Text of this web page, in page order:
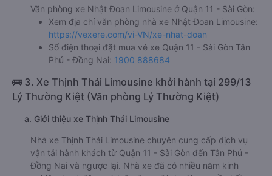
Văn phòng xe Nhật Đoan Limousine ở Quận 11 - Sài Gòn:
Xem địa chỉ văn phòng nhà xe Nhật Đoan Limousine:
https://vexere.com/vi-VN/xe-nhat-doan
Số điện thoại đặt mua vé xe Quận 11 - Sài Gòn Tân
Phú - Đồng Nai: 1900 888684
🚌 3. Xe Thịnh Thái Limousine khởi hành tại 299/13
Lý Thường Kiệt (Văn phòng Lý Thường Kiệt)
a. Giới thiệu xe Thịnh Thái Limousine
Nhà xe Thịnh Thái Limousine chuyên cung cấp dịch vụ
vận tải hành khách từ Quận 11 - Sài Gòn đến Tân Phú -
Đồng Nai và ngược lại. Nhà xe đã có nhiều năm kinh